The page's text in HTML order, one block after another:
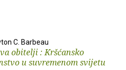
C. Barbeau
obitelji : Kršćansko
u suvremenom svijetu